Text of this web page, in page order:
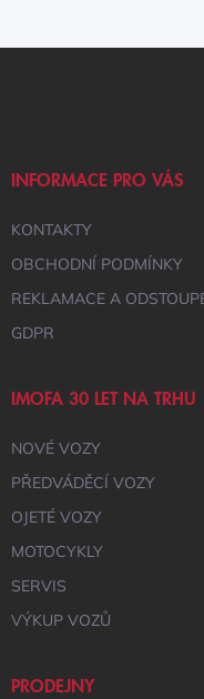
INFORMACE PRO VÁS
KONTAKTY
OBCHODNÍ PODMÍNKY
REKLAMACE A
GDPR
IMOFA 30 LET NA TRHU
NOVÉ VOZY
PŘEDVÁDĚCÍ VOZY
OJETÉ VOZY
MOTOCYKLY
SERVIS
VÝKUP VOZŮ
PRODEJNY